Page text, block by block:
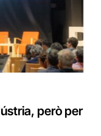
però per